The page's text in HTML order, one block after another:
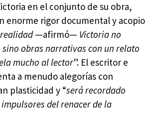
en el conjunto de su obra,
enorme rigor documental y acopio
—afirmó— Victoria no
sino obras narrativas con un relato
mucho al lector”. El escritor e
a menudo alegorías con
plasticidad y “será recordado
del renacer de la